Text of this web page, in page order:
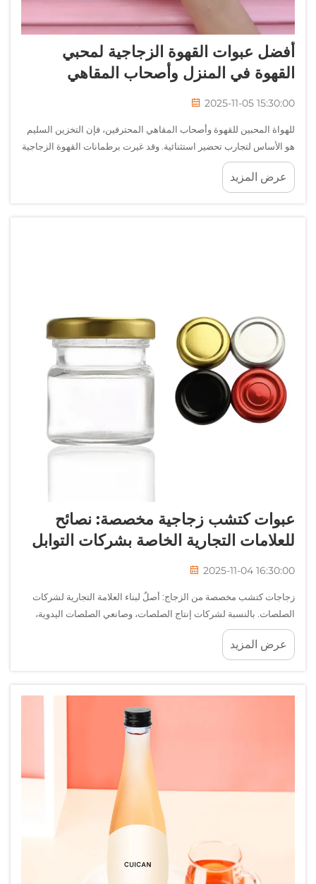
أفضل عبوات القهوة الزجاجية لمحبي
القهوة في المنزل وأصحاب المقاهي
2025-11-05 15:30:00
للهواة المحبين للقهوة وأصحاب المقاهي المحترفين، فإن التخزين السليم
هو الأساس لتجارب تحضير استثنائية. وقد غيرت برطمانات القهوة الزجاجية
طريقة الحفاظ على النكهات الدقيقة والمركبات العطرية التي تجعل كل
عرض المزيد
عبوات كتشب زجاجية مخصصة: نصائح
للعلامات التجارية الخاصة بشركات التوابل
2025-11-04 16:30:00
زجاجات كتشب مخصصة من الزجاج: أصلٌ لبناء العلامة التجارية لشركات
الصلصات. بالنسبة لشركات إنتاج الصلصات، وصانعي الصلصات اليدوية،
وموزِّعي الخدمات الغذائية العالمية، فإن العبوة التي تحتوي المنتج تكتسب
أهميةً مماثلةً لأهمية الوصفة نفسها. وعند التطوير...
عرض المزيد